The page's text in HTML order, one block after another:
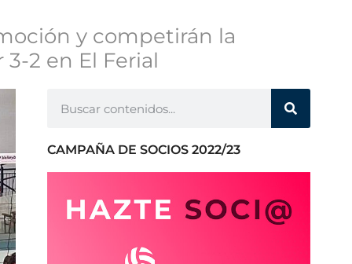
y competirán la
2 en El Ferial
CAMPAÑA DE SOCIOS 2022/23